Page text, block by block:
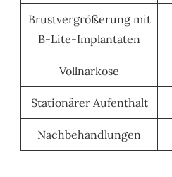
Brustvergrößerung mit
B-Lite-Implantaten
Vollnarkose
Stationärer Aufenthalt
Nachbehandlungen